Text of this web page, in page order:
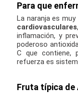
Para que
La naranja es
cardiovasculares
inflamación, y
poderoso
C que contiene,
refuerza es
Fruta típica de